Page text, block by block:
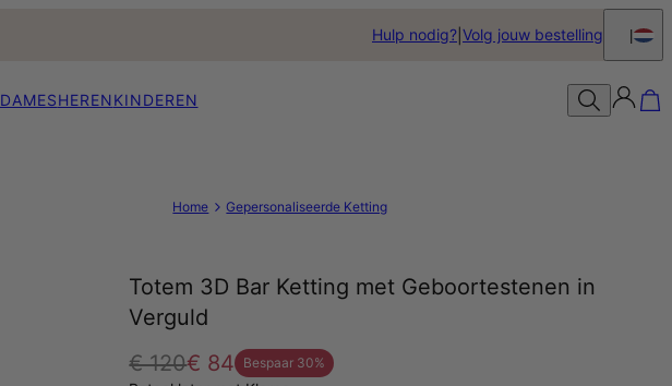
Hulp nodig? Volg jouw bestelling
DAMESHERENKINDEREN
Home Gepersonaliseerde Ketting
Totem 3D Bar Ketting met Geboortestenen in
Verguld
€ 120€ 84 Bespaar 30%